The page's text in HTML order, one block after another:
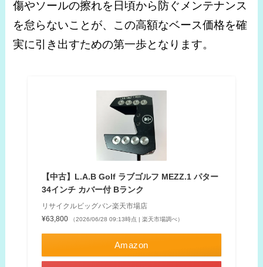
傷やソールの擦れを日頃から防ぐメンテナンス
を怠らないことが、この高額なベース価格を確
実に引き出すための第一歩となります。
【中古】L.A.B Golf ラブゴルフ MEZZ.1 パター
34インチ カバー付 Bランク
リサイクルビッグバン楽天市場店
¥63,800
（2026/06/28 09:13時点 | 楽天市場調べ）
Amazon